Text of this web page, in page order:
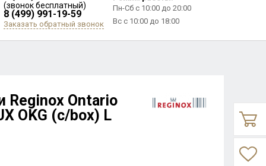
(звонок бесплатный)
8 (499) 991-19-59
Заказать обратный звонок
Пн-Сб с 10:00 до 20:00
Вс с 10:00 до 18:00
Reginox Ontario
OKG (c/box) L